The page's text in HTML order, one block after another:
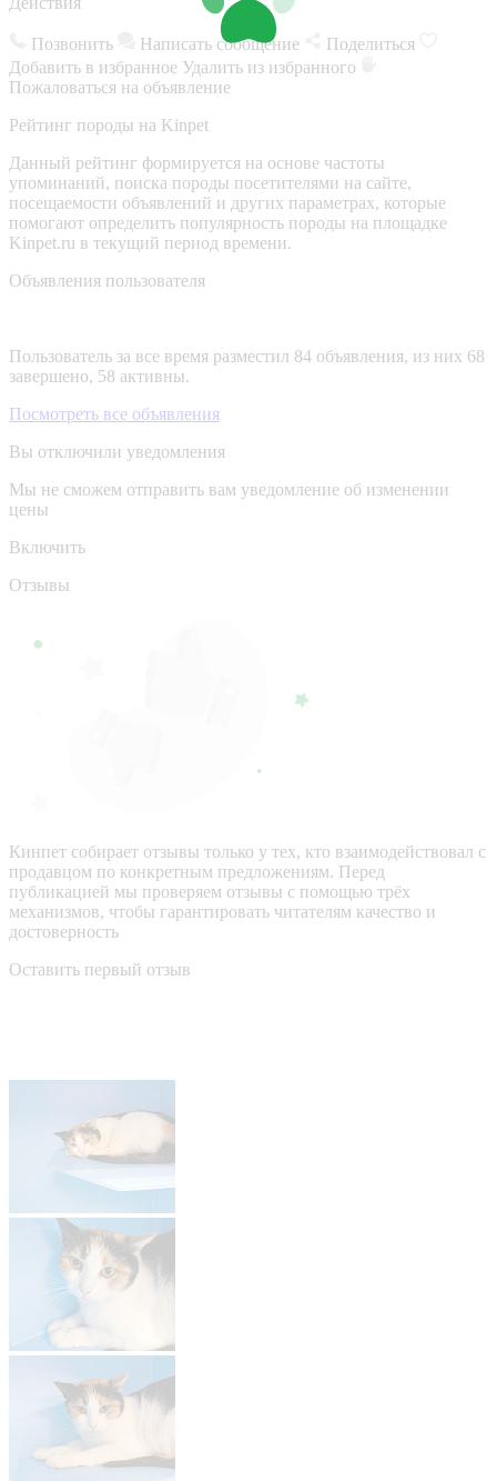
Позвонить Написать сообщение
Поделиться
Добавить в избранное Удалить из избранного
Пожаловаться на объявление
Рейтинг породы на Kinpet
Данный рейтинг формируется на основе частоты
упоминаний, поиска породы посетителями на сайте,
посещаемости объявлений и других параметрах, которые
помогают определить популярность породы на площадке
Kinpet.ru в текущий период времени.
Объявления пользователя
Пользователь за все время разместил 84 объявления, из них 68
завершено, 58 активны.
Посмотреть все объявления
Вы отключили уведомления
Мы не сможем отправить вам уведомление об изменении
цены
Включить
Отзывы
Кинпет собирает отзывы только у тех, кто взаимодействовал с
продавцом по конкретным предложениям. Перед
публикацией мы проверяем отзывы с помощью трёх
механизмов, чтобы гарантировать читателям качество и
достоверность
Оставить первый отзыв